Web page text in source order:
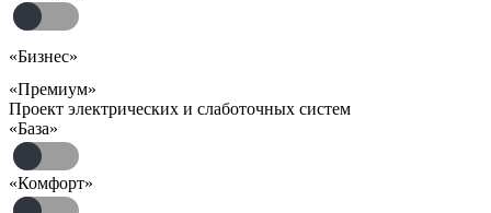
«Бизнес»
«Премиум»
Проект электрических и слаботочных систем
«База»
«Комфорт»